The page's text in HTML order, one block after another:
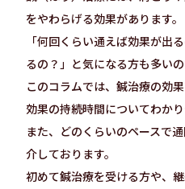
をやわらげる効果があります。
「何回くらい通えば効果が出
るの？」と気になる方も多い
このコラムでは、鍼治療の効
効果の持続時間についてわかり
また、どのくらいのペースで
介しております。
初めて鍼治療を受ける方や、